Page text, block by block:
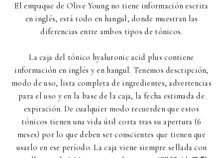
El empaque de Olive Young no tiene información escrita
en inglés, está todo en hangul, donde muestran las
diferencias entre ambos tipos de tónicos.
La caja del tónico hyaluronic acid plus contiene
información en inglés y en hangul. Tenemos descripción,
modo de uso, lista completa de ingredientes, advertencias
para el uso y en la base de la caja, la fecha estimada de
expiración. De cualquier modo recuerden que estos
tónicos tienen una vida útil corta tras su apertura (6
meses) por lo que deben ser conscientes que tienen que
usarlo en ese período. La caja viene siempre sellada con